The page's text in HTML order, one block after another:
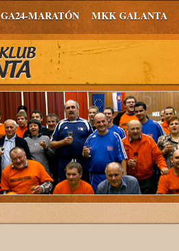
GA24-MARATÓN MKK GALANTA